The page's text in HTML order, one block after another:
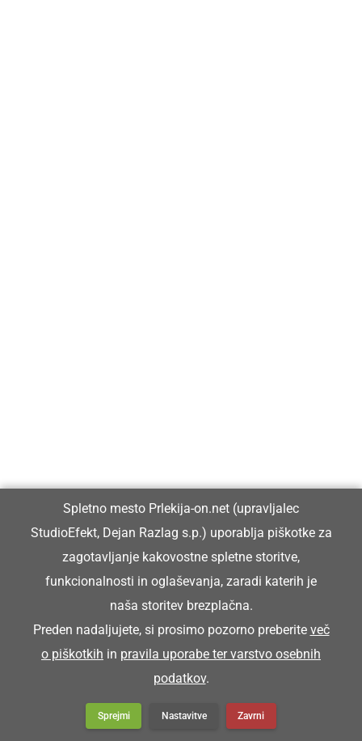
Spletno mesto Prlekija-on.net (upravljalec
StudioEfekt, Dejan Razlag s.p.) uporablja piškotke za
zagotavljanje kakovostne spletne storitve,
funkcionalnosti in oglaševanja, zaradi katerih je
naša storitev brezplačna.
Preden nadaljujete, si prosimo pozorno preberite več
o piškotkih in pravila uporabe ter varstvo osebnih
podatkov.
Sprejmi Nastavitve Zavrni